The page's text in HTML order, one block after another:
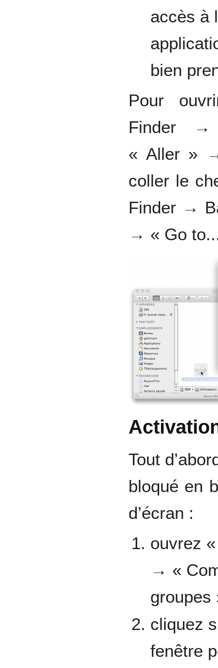
accès à
bien
Pour
Finder
« Aller »
coller le
Finder →
→ « Go
Tout
bloqué en
d’écran :
ouvrez
→ «
cliquez
fenêtre